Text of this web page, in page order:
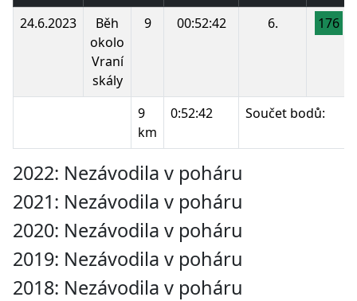
24.6.2023
Běh
okolo
Vraní
skály
9 00:52:42 6. 176
9
km
0:52:42 Součet bodů:
2022: Nezávodila v poháru
2021: Nezávodila v poháru
2020: Nezávodila v poháru
2019: Nezávodila v poháru
2018: Nezávodila v poháru